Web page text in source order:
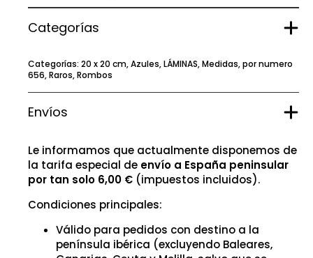
Categorías
Categorías: 20 x 20 cm,Azules,LÁMINAS,Medidas,por numero
656,Raros,Rombos
Envíos
Le informamos que actualmente disponemos de
la tarifa especial de envío a España peninsular
por tan solo 6,00 € (impuestos incluidos).
Condiciones principales:
Válido para pedidos con destino a la
península ibérica (excluyendo Baleares,